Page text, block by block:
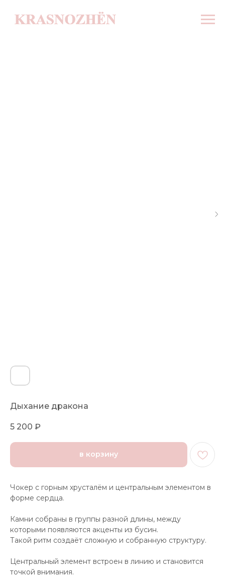
Дыхание дракона
5 200 ₽
в корзину
Чокер с горным хрусталём и центральным элементом в
форме сердца.
Камни собраны в группы разной длины, между
которыми появляются акценты из бусин.
Такой ритм создаёт сложную и собранную структуру.
Центральный элемент встроен в линию и становится
точкой внимания.